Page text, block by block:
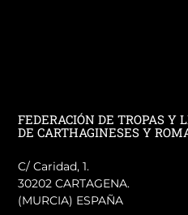
FEDERACIÓN DE TROPAS Y
DE CARTHAGINESES Y
C/ Caridad, 1.
30202 CARTAGENA.
(MURCIA) ESPAÑA